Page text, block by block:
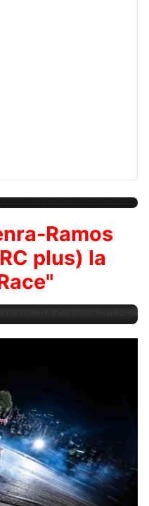
Ramos
plus) la
04 Ottobre 2025